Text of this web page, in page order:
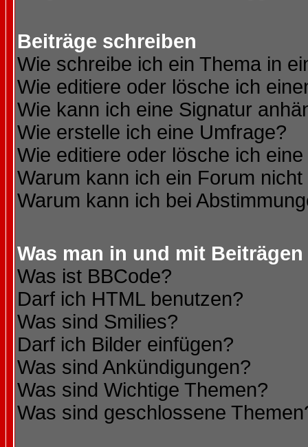
Beiträge schreiben
Wie schreibe ich ein Thema in
Wie editiere oder lösche ich
Wie kann ich eine Signatur
Wie erstelle ich eine Umfrage?
Wie editiere oder lösche ich
Warum kann ich ein Forum
Warum kann ich bei
Was man in und mit
Was ist BBCode?
Darf ich HTML benutzen?
Was sind Smilies?
Darf ich Bilder einfügen?
Was sind Ankündigungen?
Was sind Wichtige Themen?
Was sind geschlossene